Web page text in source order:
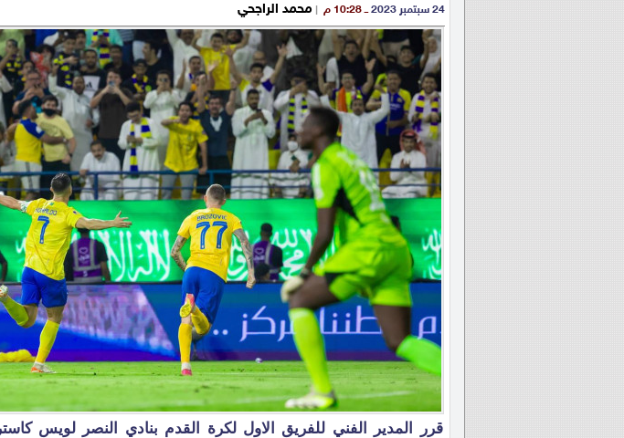
24 سبتمبر 2023 ــ 10:28 م | محمد الراجحي
قرر المدير الفني للفريق الاول لكرة القدم بنادي النصر لويس